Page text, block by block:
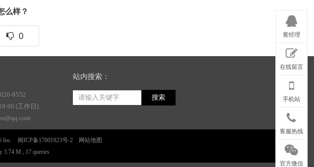
么样？
0
8552
(工作日)
站内搜索：
搜索
Inc. 闽ICP备17001923号-2
网站地图
3.74 M , 17 queries
黄经理
在线留言
手机站
客服热线
官方微信